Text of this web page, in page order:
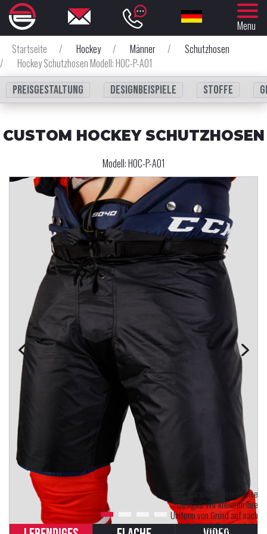
Menu
Startseite
/ Hockey / Männer /
Schutzhosen
/
Hockey Schutzhosen Modell: HOC-P-A01
Preisgestaltung
Designbeispiele Stoffe
CUSTOM HOCKEY SCHUTZHOSEN
Modell:HOC-P-A01
"Wir wiederholen keine
Designs. Wir kreieren Ihre
Uniform von Grund auf nach
Ihren Vorstellungen. Jede